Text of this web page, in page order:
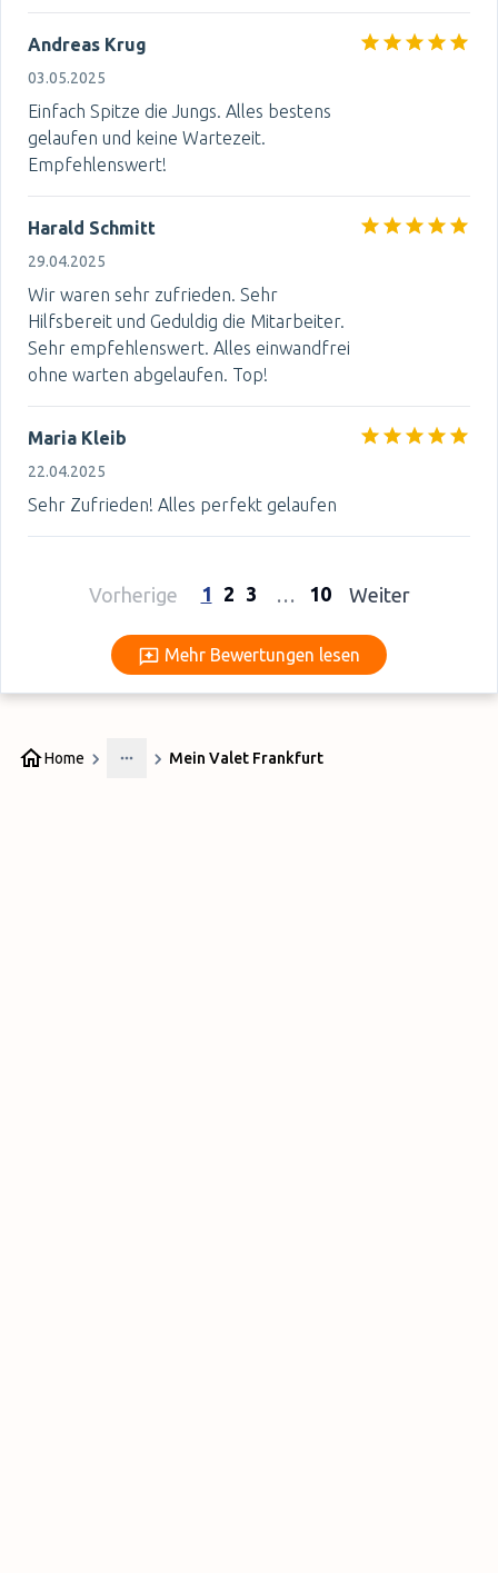
Andreas Krug
03.05.2025
Einfach Spitze die Jungs. Alles bestens
gelaufen und keine Wartezeit.
Empfehlenswert!
Harald Schmitt
29.04.2025
Wir waren sehr zufrieden. Sehr
Hilfsbereit und Geduldig die Mitarbeiter.
Sehr empfehlenswert. Alles einwandfrei
ohne warten abgelaufen. Top!
Maria Kleib
22.04.2025
Sehr Zufrieden! Alles perfekt gelaufen
Vorherige 1 2 3 … 10 Weiter
Mehr Bewertungen lesen
Mehr Bewertungen lesen
Home
More
Mein Valet Frankfurt